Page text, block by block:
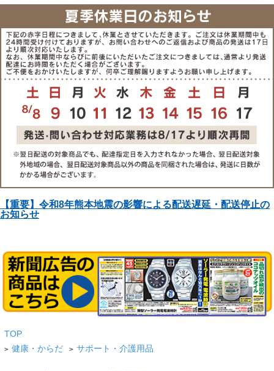
【重要】令和8年熊本地震の影響による配送遅延・配送停止の
お知らせ
TOP
> 健康・からだ > サポート・介護用品